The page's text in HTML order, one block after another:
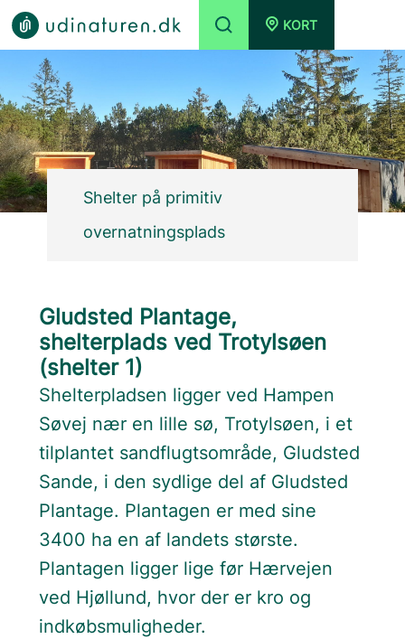
KORT
Shelter på primitiv
overnatningsplads
Gludsted Plantage,
shelterplads ved Trotylsøen
(shelter 1)
Shelterpladsen ligger ved Hampen
Søvej nær en lille sø, Trotylsøen, i et
tilplantet sandflugtsområde, Gludsted
Sande, i den sydlige del af Gludsted
Plantage. Plantagen er med sine
3400 ha en af landets største.
Plantagen ligger lige før Hærvejen
ved Hjøllund, hvor der er kro og
indkøbsmuligheder.